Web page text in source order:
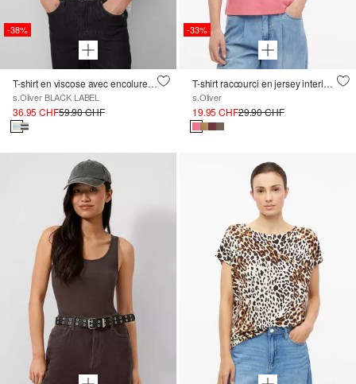
-38%
T-shirt en viscose avec encolure cascade et rayures
s.Oliver BLACK LABEL
36.95 CHF59.90 CHF
-33%
T-shirt raccourci en jersey interlock
s.Oliver
19.95 CHF29.90 CHF